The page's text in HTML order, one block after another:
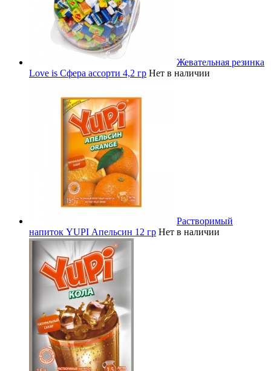
Жевательная резинка
Love is Сфера ассорти 4,2 гр Нет в наличии
Растворимый
напиток YUPI Апельсин 12 гр Нет в наличии